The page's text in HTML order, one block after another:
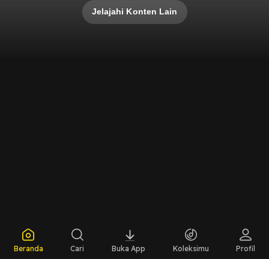
Jelajahi Konten Lain
Beranda Cari Buka App Koleksimu Profil